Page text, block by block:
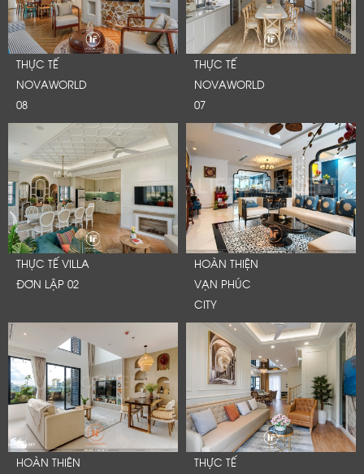
THỰC TẾ
NOVAWORLD
08
THỰC TẾ
NOVAWORLD
07
THỰC TẾ VILLA
ĐƠN LẬP 02
HOÀN THIỆN
VẠN PHÚC
CITY
HOÀN THIÊN
THỰC TẾ